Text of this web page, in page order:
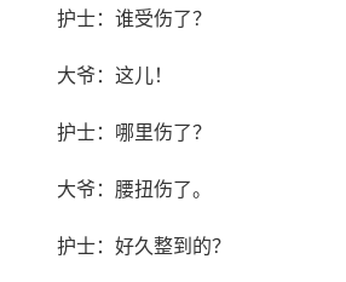
护士：谁受伤了？
大爷：这儿！
护士：哪里伤了？
大爷：腰扭伤了。
护士：好久整到的？